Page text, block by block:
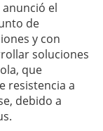
el
de
y con
soluciones
que
resistencia a
debido a